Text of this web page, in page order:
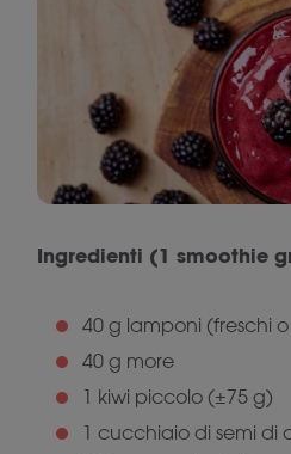
Ingredienti (1 smoothie
40 g lamponi (freschi
40 g more
1 kiwi piccolo (±75 g)
1 cucchiaio di semi di